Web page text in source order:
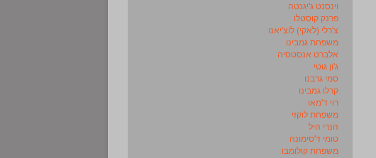
וינסנט ג'יגנטה
פרנק קוסטלו
צ'רלי (לאקי) לוצ'יאנו
משפחת גמבינו
אלברט אנסטסיה
ג'ון גוטי
סמי גרבנו
קרלו גמבינו
רוי ד'מאו
משפחת לוקזי
הנרי היל
טומי ד'סימונה
משפחת קולומבו